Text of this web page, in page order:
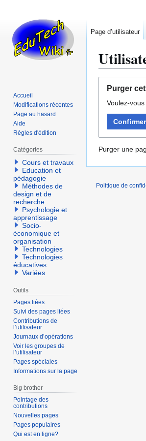
navigation
recherche
Purger
Voulez-
Confirmer
Purger une
Page d’utilisateur
Accueil
Modifications récentes
Page au hasard
Aide
Règles d'édition
Catégories
Cours et travaux
Education et
pédagogie
Méthodes de
design et de
recherche
Psychologie et
apprentissage
Socio-
économique et
organisation
Technologies
Technologies
éducatives
Variées
Outils
Pages liées
Suivi des pages liées
Contributions de
l’utilisateur
Journaux d’opérations
Voir les groupes de
l’utilisateur
Pages spéciales
Informations sur la page
Big brother
Pointage des
contributions
Nouvelles pages
Pages populaires
Qui est en ligne?
Politique de